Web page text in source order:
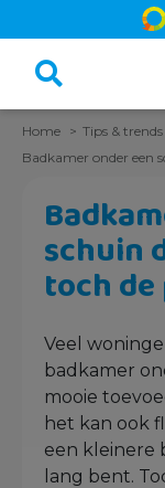
Home
Tips & trends
Badkamer onder een
schuin
toch
Veel
badkamer
mooie
het kan ook
een kleinere
lang bent.